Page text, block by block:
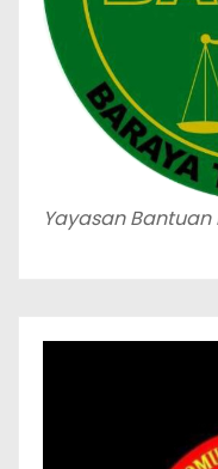
Yayasan